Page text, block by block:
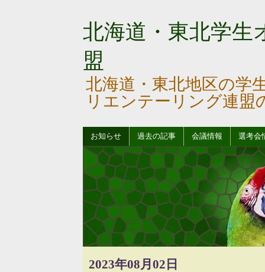
北海道・東北学生
盟
北海道・東北地区の学
リエンテーリング連盟
お知らせ 過去の記事 会議情報 選考会
2023年08月02日